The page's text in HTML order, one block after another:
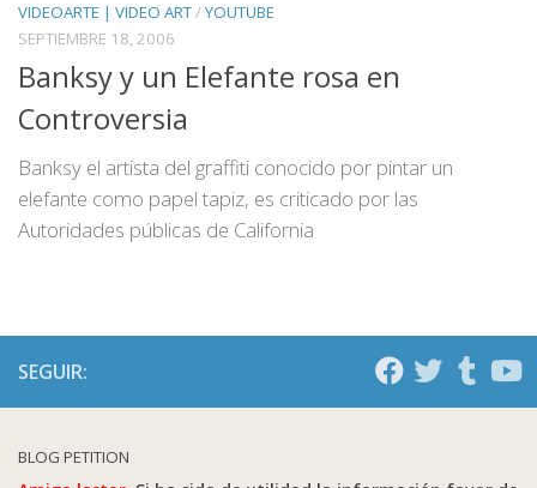
VIDEOARTE | VIDEO ART/YOUTUBE
SEPTIEMBRE 18, 2006
Banksy y un Elefante rosa en
Controversia
Banksy el artista del graffiti conocido por pintar un
elefante como papel tapiz, es criticado por las
Autoridades públicas de California
SEGUIR:
BLOG PETITION